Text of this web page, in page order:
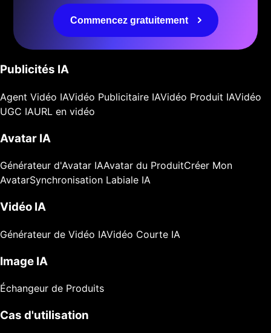
Commencez gratuitement
Publicités IA
Agent Vidéo IAVidéo Publicitaire IAVidéo Produit IAVidéo
UGC IAURL en vidéo
Avatar IA
Générateur d'Avatar IAAvatar du ProduitCréer Mon
AvatarSynchronisation Labiale IA
Vidéo IA
Générateur de Vidéo IAVidéo Courte IA
Image IA
Échangeur de Produits
Cas d'utilisation